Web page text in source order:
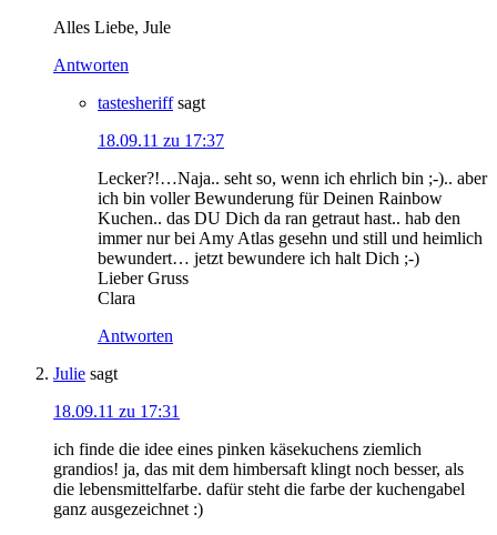
Alles Liebe, Jule
Antworten
tastesheriff sagt
18.09.11 zu 17:37
Lecker?!…Naja.. seht so, wenn ich ehrlich bin ;-).. aber
ich bin voller Bewunderung für Deinen Rainbow
Kuchen.. das DU Dich da ran getraut hast.. hab den
immer nur bei Amy Atlas gesehn und still und heimlich
bewundert… jetzt bewundere ich halt Dich ;-)
Lieber Gruss
Clara
Antworten
Julie sagt
18.09.11 zu 17:31
ich finde die idee eines pinken käsekuchens ziemlich
grandios! ja, das mit dem himbersaft klingt noch besser, als
die lebensmittelfarbe. dafür steht die farbe der kuchengabel
ganz ausgezeichnet :)